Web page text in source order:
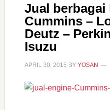
Jual berbagai
Cummins –
Deutz –
Isuzu
APRIL 30, 2015 BY YOSAN